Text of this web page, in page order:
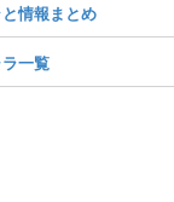
情報まとめ
一覧